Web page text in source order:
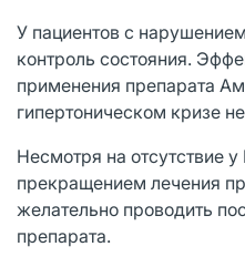
У пациентов с
контроль состояния.
применения препарата
гипертоническом кризе
Несмотря на отсутствие
прекращением лечения
желательно проводить
препарата.